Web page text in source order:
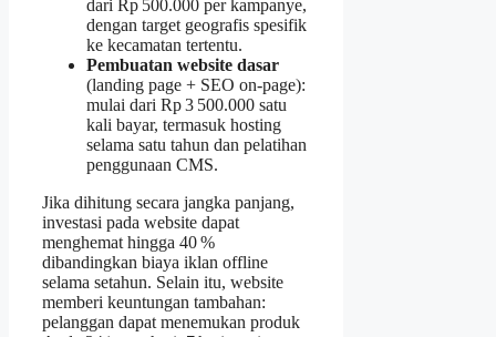
dari Rp 500.000 per kampanye,
dengan target geografis spesifik
ke kecamatan tertentu.
Pembuatan website dasar
(landing page + SEO on‑page):
mulai dari Rp 3 500.000 satu
kali bayar, termasuk hosting
selama satu tahun dan pelatihan
penggunaan CMS.
Jika dihitung secara jangka panjang,
investasi pada website dapat
menghemat hingga 40 %
dibandingkan biaya iklan offline
selama setahun. Selain itu, website
memberi keuntungan tambahan:
pelanggan dapat menemukan produk